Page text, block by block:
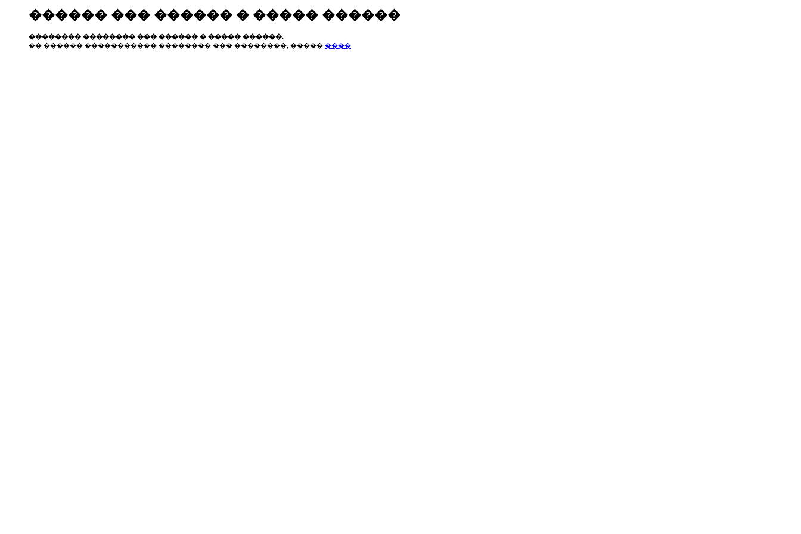
������ ��� ������ � ����� ������
�������� �������� ��� ������ � ����� ������.
�� ������ ����������� �������� ��� ��������, ����� ����